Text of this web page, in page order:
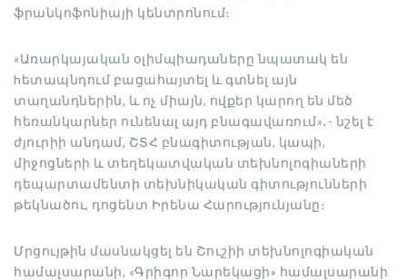
ֆրանկոֆոնիայի կենտրոնում։
«Առարկայական օլիմպիադաները նպատակ են
hետապնդում բացահայտել և գտնել այն
տաղանդներին, և ոչ միայն, ովքեր կարող են մեծ
հեռանկարներ ունենալ այդ բնագավառում»․- նշել է
ժյուրիի անդամ, ՇՏՀ բնագիտության, կապի,
միջոցների և տեղեկատվական տեխնոլոգիաների
դեպարտամենտի տեխնիկական գիտությունների
թեկնածու, դոցենտ Իրենա Հարությունյանը։
Մրցույթին մասնակցել են Շուշիի տեխնոլոգիական
համալսարանի, «Գրիգոր Նարեկացի» համալսարանի